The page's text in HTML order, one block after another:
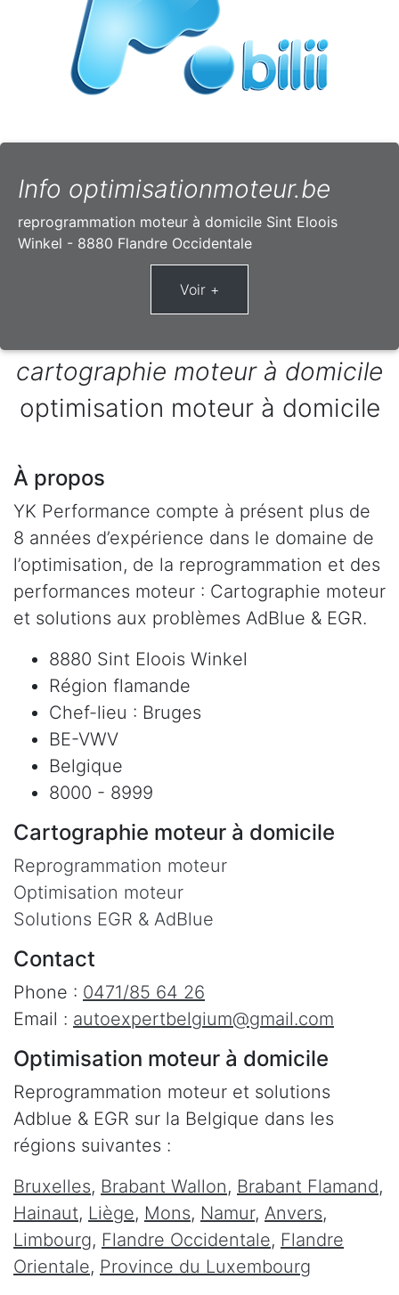
Info optimisationmoteur.be
reprogrammation moteur à domicile Sint Eloois
Winkel - 8880 Flandre Occidentale
cartographie moteur à domicile
optimisation moteur à domicile
À propos
YK Performance compte à présent plus de
8 années d’expérience dans le domaine de
l’optimisation, de la reprogrammation et des
performances moteur : Cartographie moteur
et solutions aux problèmes AdBlue & EGR.
8880 Sint Eloois Winkel
Région flamande
Chef-lieu : Bruges
BE-VWV
Belgique
8000 - 8999
Cartographie moteur à domicile
Reprogrammation moteur
Optimisation moteur
Solutions EGR & AdBlue
Contact
Phone : 0471/85 64 26
Email : autoexpertbelgium@gmail.com
Optimisation moteur à domicile
Reprogrammation moteur et solutions
Adblue & EGR sur la Belgique dans les
régions suivantes :
Bruxelles, Brabant Wallon, Brabant Flamand,
Hainaut, Liège, Mons, Namur, Anvers,
Limbourg, Flandre Occidentale, Flandre
Orientale, Province du Luxembourg